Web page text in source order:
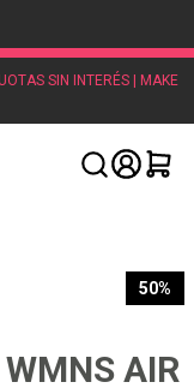
SIN INTERÉS | MAKE
50%
AIR